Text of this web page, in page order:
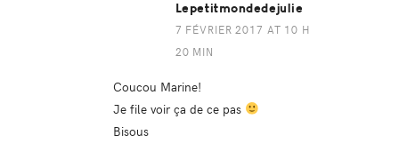
Lepetitmondedejulie
7 FÉVRIER 2017 AT 10 H
20 MIN
Coucou Marine!
Je file voir ça de ce pas
Bisous